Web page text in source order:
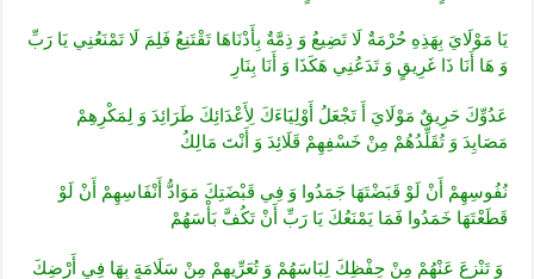
يَا مَوْلَايَ بِهَذِهِ حُرْمَةٌ لَا تَضِيعُ وَ ذِمَّةٌ بِأَدْنَاهَا تَقْتَنِعُ فَلِمَ لَا تَمْنَعُنِي يَا رَبِّ
وَ هَا أَنَا ذَا غَرِيقٍ وَ تَدَعُنِي هَكَذَا وَ أَنَا بِنَارِ
عَدُوِّكَ حَرِيقٌ مَوْلَايَ أَ تَجْعَلُ أَوْلِيَاءَكَ لِأَعْدَائِكَ طَرَائِدَ وَ لِمَكْرِهِمْ
مَصَايِدَ وَ تُقَلِّدُهُمْ مِنْ خَسْفِهِمْ قَلَائِدَ وَ أَنْتَ مَالِكُ
نُفُوسِهِمْ أَنْ لَوْ قَبَضْتَهَا جَمَدُوا وَ فِي قَبْضَتِكَ مَوَادُّ أَنْفَاسِهِمْ أَنْ لَوْ
قَطَعْتَهَا خَمَدُوا فَمَا يَمْنَعُكَ يَا رَبِّ أَنْ تَكُفَّ بَأْسَهُمْ
وَ تَنْزِعَ عَنْهُمْ مِنْ حِفْظِكَ لِبَاسَهُمْ وَ تُعَرِّيهِمْ مِنْ سَلَامَةٍ بِهَا فِي أَرْضِكَ